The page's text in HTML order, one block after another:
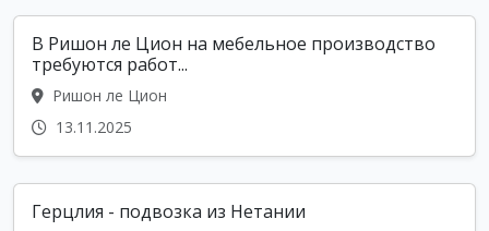
В Ришон ле Цион на мебельное производство
требуются работ...
Ришон ле Цион
13.11.2025
Герцлия - подвозка из Нетании